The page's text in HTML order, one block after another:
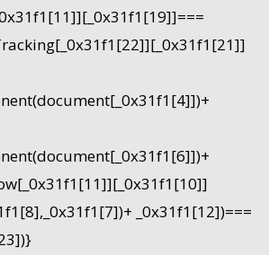
_0x31f1[12])===